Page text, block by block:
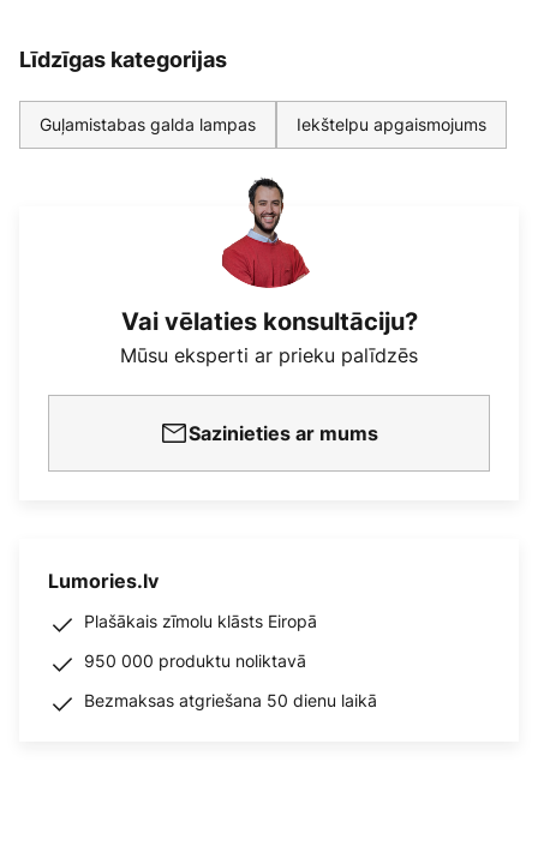
Līdzīgas kategorijas
Guļamistabas galda lampas Iekštelpu apgaismojums
Vai vēlaties konsultāciju?
Mūsu eksperti ar prieku palīdzēs
Sazinieties ar mums
Lumories.lv
Plašākais zīmolu klāsts Eiropā
950 000 produktu noliktavā
Bezmaksas atgriešana 50 dienu laikā